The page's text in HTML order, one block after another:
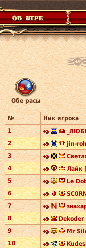
Обе расы
№
Ник игрока
1
2
jin-
3
4
Лайк
5
Le
6
7
8
Dekoder
9
Mr
10